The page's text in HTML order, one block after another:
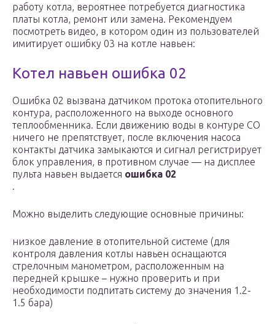
работу котла, вероятнее потребуется диагностика
платы котла, ремонт или замена. Рекомендуем
посмотреть видео, в котором один из пользователей
имитирует ошибку 03 на котле навьен:
Котел навьен ошибка 02
Ошибка 02 вызвана датчиком протока отопительного
контура, расположенного на выходе основного
теплообменника. Если движению воды в контуре СО
ничего не препятствует, после включения насоса
контакты датчика замыкаются и сигнал регистрирует
блок управления, в противном случае — на дисплее
пульта навьен выдается ошибка 02
.
Можно выделить следующие основные причины:
низкое давление в отопительной системе (для
контроля давления котлы навьен оснащаются
стрелочным манометром, расположенным на
передней крышке – нужно проверить и при
необходимости подпитать систему до значения 1.2-
1.5 бара)